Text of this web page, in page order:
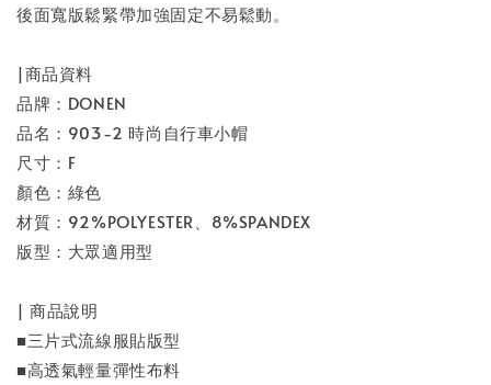
後面寬版鬆緊帶加強固定不易鬆動。
|商品資料
品牌：DONEN
品名：903-2 時尚自行車小帽
尺寸：F
顏色：綠色
材質：92%POLYESTER、8%SPANDEX
版型：大眾適用型
| 商品說明
■三片式流線服貼版型
■高透氣輕量彈性布料